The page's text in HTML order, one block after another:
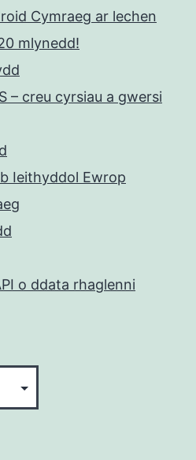
Cymraeg ar lechen
mlynedd!
– creu cyrsiau a gwersi
Ieithyddol Ewrop
o ddata rhaglenni